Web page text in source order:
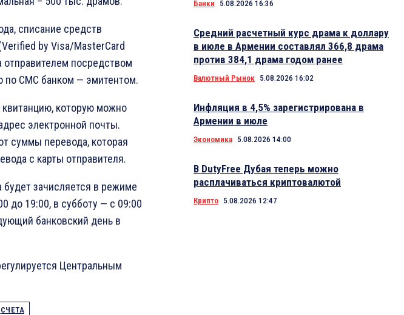
списание средств
by Visa/MasterCard
посредством
по СМС банком — эмитентом.
квитанцию, которую можно
электронной почты.
суммы перевода, которая
с карты отправителя.
будет зачисляется в режиме
до 19:00, в субботу — с 09:00
банковский день в
Центральным
СЧЕТА
Банки 5.08.2026 16:36
Средний расчетный курс драма к доллару
в июле в Армении составлял 366,8 драма
против 384,1 драма годом ранее
Валютный Рынок 5.08.2026 16:02
Инфляция в 4,5% зарегистрирована в
Армении в июле
Экономика 5.08.2026 14:00
В DutyFree Дубая теперь можно
расплачиваться криптовалютой
Крипто 5.08.2026 12:47